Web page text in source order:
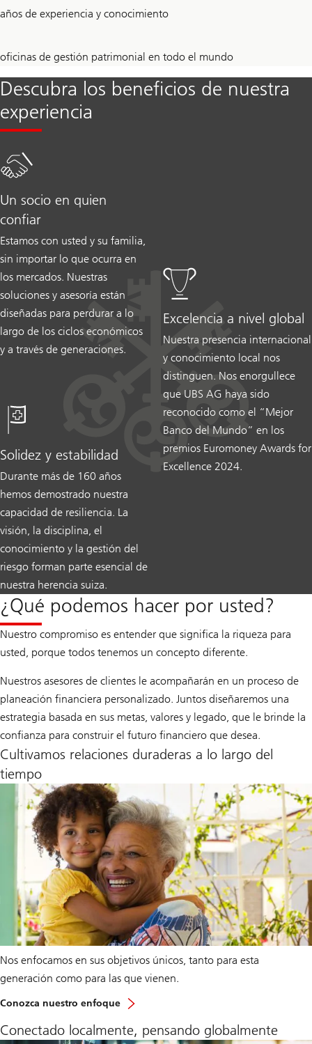
años de experiencia y conocimiento
350
oficinas de gestión patrimonial en todo el mundo
Descubra los beneficios de nuestra
experiencia
Un socio en quien
confiar
Estamos con usted y su familia,
sin importar lo que ocurra en
los mercados. Nuestras
soluciones y asesoría están
diseñadas para perdurar a lo
largo de los ciclos económicos
y a través de generaciones.
Excelencia a nivel global
Nuestra presencia internacional
y conocimiento local nos
distinguen. Nos enorgullece
que UBS AG haya sido
reconocido como el “Mejor
Banco del Mundo” en los
premios Euromoney Awards for
Excellence 2024.
Solidez y estabilidad
Durante más de 160 años
hemos demostrado nuestra
capacidad de resiliencia. La
visión, la disciplina, el
conocimiento y la gestión del
riesgo forman parte esencial de
nuestra herencia suiza.
¿Qué podemos hacer por usted?
Nuestro compromiso es entender que significa la riqueza para
usted, porque todos tenemos un concepto diferente.
Nuestros asesores de clientes le acompañarán en un proceso de
planeación financiera personalizado. Juntos diseñaremos una
estrategia basada en sus metas, valores y legado, que le brinde la
confianza para construir el futuro financiero que desea.
Cultivamos relaciones duraderas a lo largo del
tiempo
Nos enfocamos en sus objetivos únicos, tanto para esta
generación como para las que vienen.
Conozca nuestro enfoque
Conectado localmente, pensando globalmente